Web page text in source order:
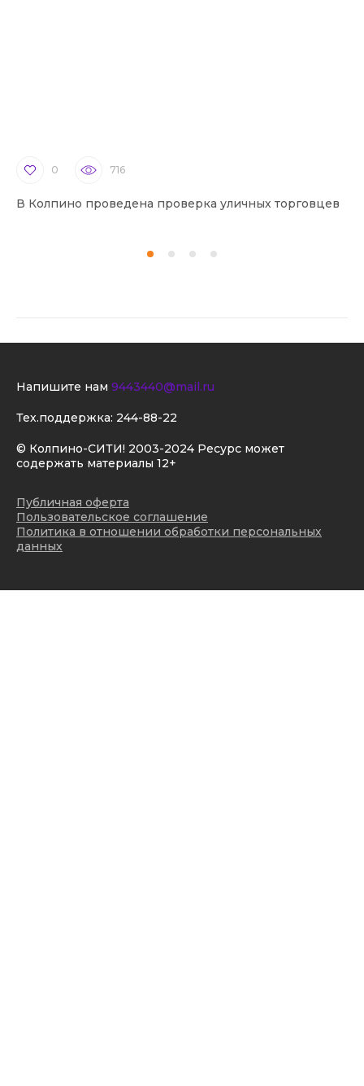
0 716
В Колпино проведена проверка уличных торговцев
© Колпино-СИТИ! 2003-2024 Ресурс может
содержать материалы 12+
Публичная оферта
Пользовательское соглашение
Политика в отношении обработки персональных
данных
Напишите нам 9443440@mail.ru
Тех.поддержка: 244-88-22